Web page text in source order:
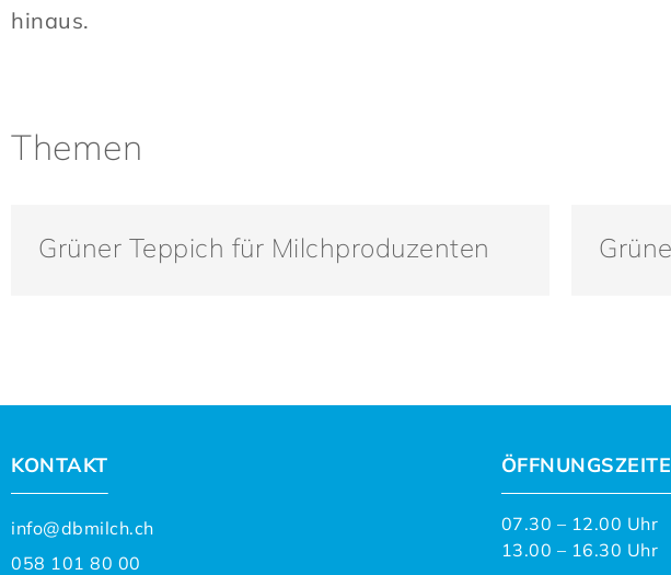
hinaus.
Themen
Grüner Teppich für Milchproduzenten
KONTAKT
info@dbmilch.ch
058 101 80 00
07.30 – 12.00 Uhr
13.00 – 16.30 Uhr